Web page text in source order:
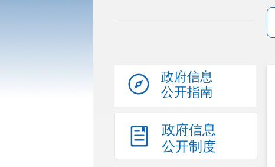
政府信息
公开指南
政府信息
公开制度